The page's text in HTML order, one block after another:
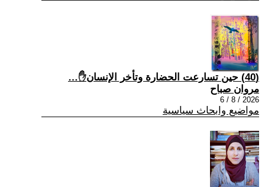
(40) حين تسارعت الحضارة وتأخر الإنسان✋…
مروان صباح
2026 / 8 / 6
مواضيع وابحاث سياسية